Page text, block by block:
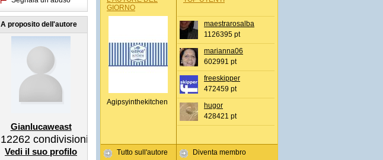
A proposito dell'autore
Gianlucaweast
12262 condivisioni
Vedi il suo profilo
GIORNO
Agipsyinthekitchen
Tutto sull'autore
maestrarosalba
1126395 pt
marianna06
602991 pt
freeskipper
472459 pt
hugor
428421 pt
Diventa membro